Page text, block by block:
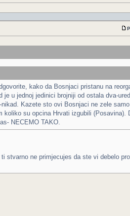
kako da Bosnjaci pristanu na
u jednoj jedinici brojniji od ostala dva-
Kazete sto ovi Bosnjaci ne zele
su opcina Hrvati izgubili (Posavina).
NECEMO TAKO.
ti stvarno ne primjecujes da ste vi debelo